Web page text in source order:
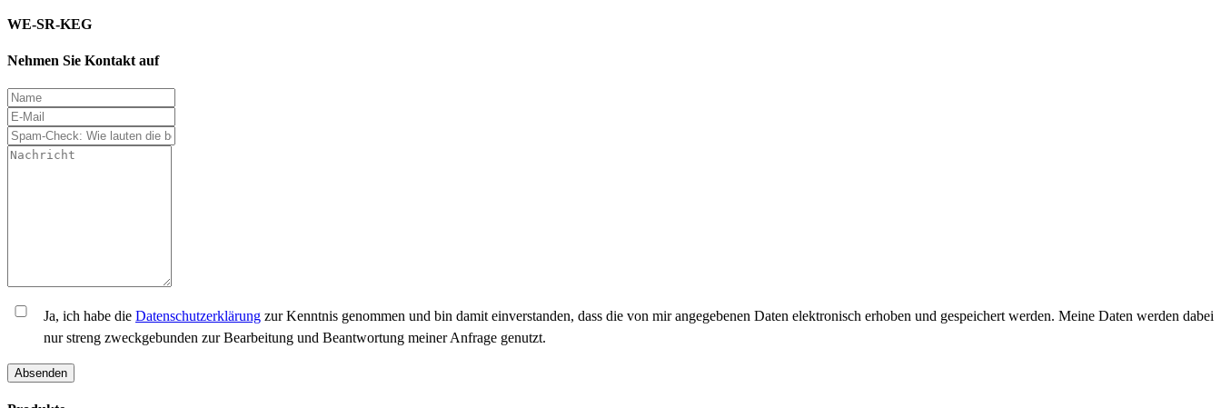
WE-SR-KEG
Nehmen Sie Kontakt auf
Ja, ich habe die Datenschutzerklärung zur Kenntnis genommen und bin damit einverstanden, dass die von mir angegebenen Daten elektronisch erhoben und gespeichert werden. Meine Daten werden dabei
nur streng zweckgebunden zur Bearbeitung und Beantwortung meiner Anfrage genutzt.
Absenden